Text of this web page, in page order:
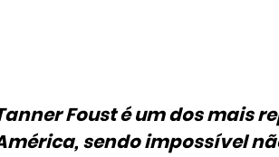
Foust é um dos mais
sendo impossível